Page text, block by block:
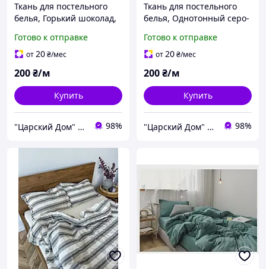
Ткань для постельного
белья, Горький шоколад,
Турция
Готово к отправке
от20₴/мес
200₴/м
Купить
"Царский Дом" - производитель постельного белья из натуральных тканей 98%
Ткань для постельного
белья, Однотонный серо-
(хлопок) Турция №52
Готово к отправке
от20₴/мес
200₴/м
Купить
"Царский Дом" - производитель постельного белья из натуральных тканей 98%